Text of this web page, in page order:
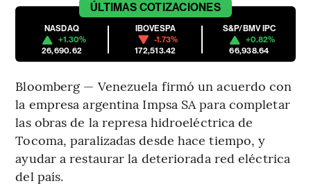
ÚLTIMAS COTIZACIONES
NASDAQ
+1.30%
26,690.62
IBOVESPA
-1.73%
172,513.42
S&P/BMV IPC
+0.82%
66,938.64
Bloomberg — Venezuela firmó un acuerdo con
la empresa argentina Impsa SA para completar
las obras de la represa hidroeléctrica de
Tocoma, paralizadas desde hace tiempo, y
ayudar a restaurar la deteriorada red eléctrica
del país.